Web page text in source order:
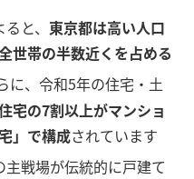
と、 東京都は高い人口
世帯の半数近くを占める
に、令和5年の住宅・土
宅の7割以上がマンショ
」で構成されています
戦場が伝統的に戸建て